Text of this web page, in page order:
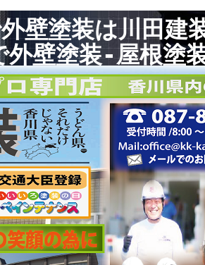
壁塗装は川田建
壁塗装-屋根塗装